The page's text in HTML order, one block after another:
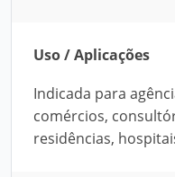
Uso / Aplicações
Indicada para
comércios,
residências,